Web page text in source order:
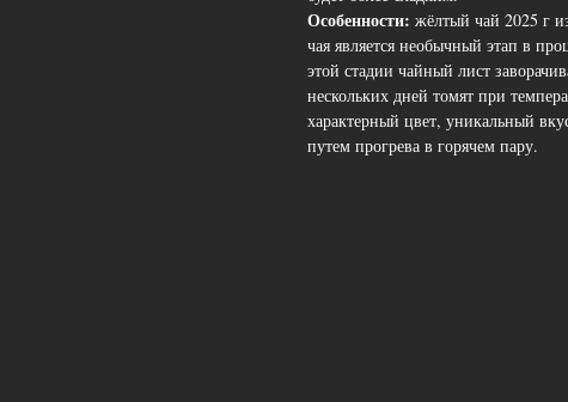
Особенности: жёлтый чай 2025 г
чая является необычный этап в
этой стадии чайный лист
нескольких дней томят при
характерный цвет, уникальный
путем прогрева в горячем пару.